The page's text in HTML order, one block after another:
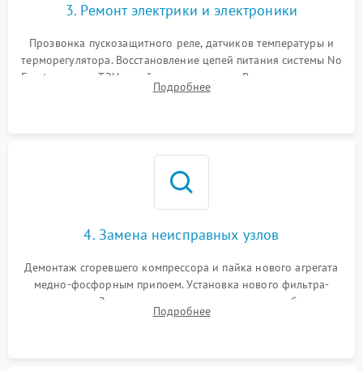
3. Ремонт электрики и электроники
Прозвонка пускозащитного реле, датчиков температуры и
терморегулятора. Восстановление цепей питания системы No
Frost, включая ТЭН оттайки и вентилятор. Ремонт или замена
платы управления при сбоях алгоритмов.
Подробнее
4. Замена неисправных узлов
Демонтаж сгоревшего компрессора и пайка нового агрегата
медно-фосфорным припоем. Установка нового фильтра-
осушителя. Замена изношенных вентиляторов обдува,
сломанных заслонок или поврежденных дверных петель.
Подробнее